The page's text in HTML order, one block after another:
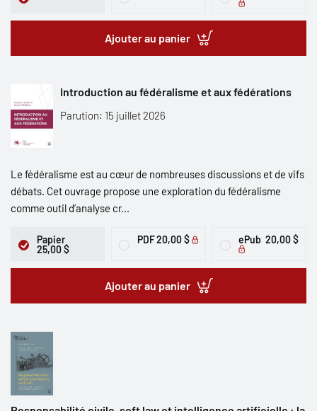
Ajouter au panier
Introduction au fédéralisme et aux fédérations
Parution: 15 juillet 2026
Le fédéralisme est au cœur de nombreuses discussions et de vifs
débats. Cet ouvrage propose une exploration du fédéralisme
comme outil d’analyse cr...
Papier
25,00 $
PDF20,00 $ ePub 20,00 $
Ajouter au panier